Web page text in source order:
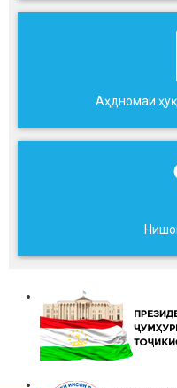
Аҳдномаи